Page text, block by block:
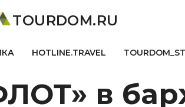
TOURDOM.RU
HOTLINE.TRAVEL
в